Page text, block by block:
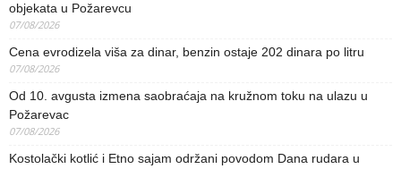
objekata u Požarevcu
07/08/2026
Cena evrodizela viša za dinar, benzin ostaje 202 dinara po litru
07/08/2026
Od 10. avgusta izmena saobraćaja na kružnom toku na ulazu u
Požarevac
07/08/2026
Kostolački kotlić i Etno sajam održani povodom Dana rudara u